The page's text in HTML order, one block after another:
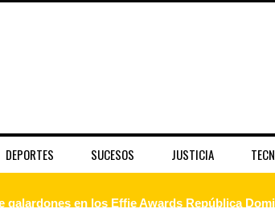
DEPORTES SUCESOS JUSTICIA